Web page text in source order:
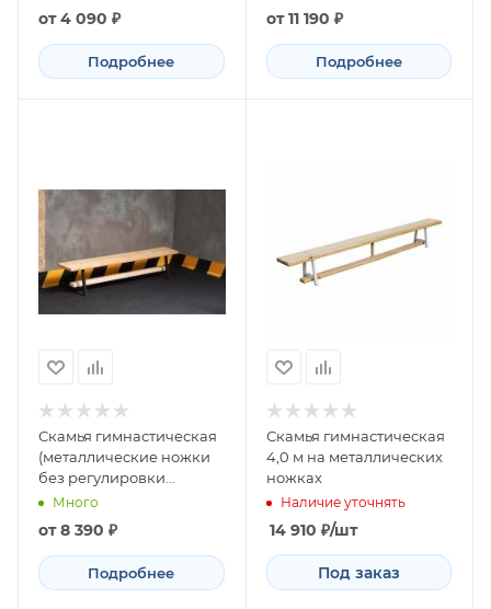
от4 090 ₽
Подробнее
от11 190 ₽
Подробнее
Скамья гимнастическая
(металлические ножки
без регулировки
высоты)
Много
от8 390 ₽
Подробнее
Скамья гимнастическая
4,0 м на металлических
ножках
Наличие уточнять
14 910 ₽/шт
Под заказ